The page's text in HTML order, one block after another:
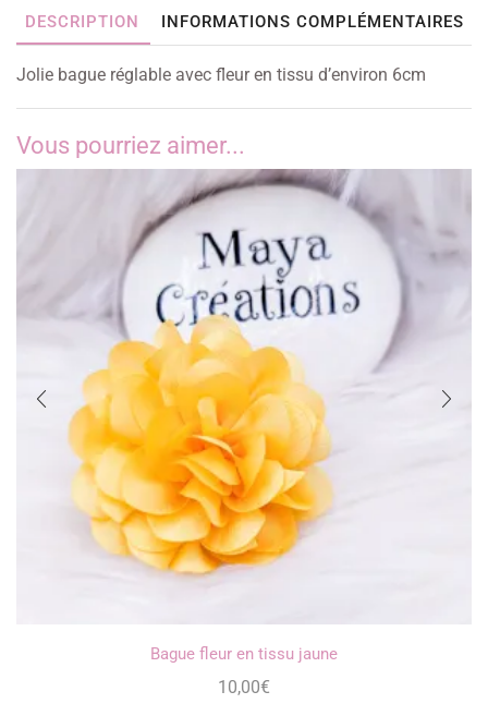
DESCRIPTION INFORMATIONS COMPLÉMENTAIRES
Jolie bague réglable avec fleur en tissu d’environ 6cm
Vous pourriez aimer...
Bague fleur en tissu jaune
10,00€